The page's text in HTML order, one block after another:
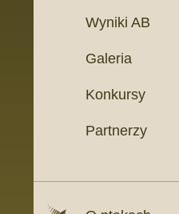
Wyniki AB
Galeria
Konkursy
Partnerzy